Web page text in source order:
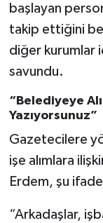
başlayan
takip ettiğini
diğer kurumlar
savundu.
“Belediyeye
Yazıyorsunuz”
Gazetecilere
işe alımlara
Erdem, şu
“Arkadaşlar,